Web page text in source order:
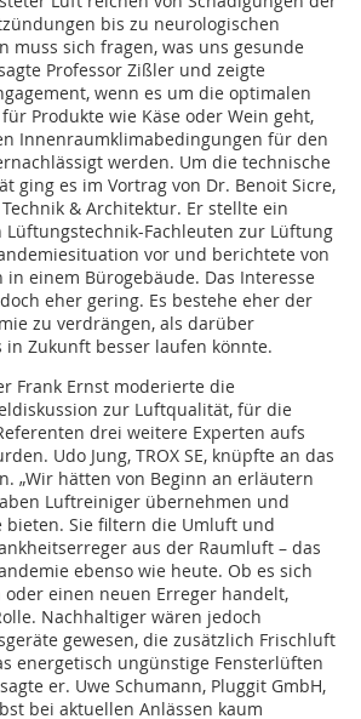
bis zu neurologischen
muss sich fragen, was uns gesunde
Professor Zißler und zeigte
wenn es um die optimalen
Produkte wie Käse oder Wein geht,
Innenraumklimabedingungen für den
werden. Um die technische
ging es im Vortrag von Dr. Benoit Sicre,
& Architektur. Er stellte ein
Lüftungstechnik-Fachleuten zur Lüftung
vor und berichtete von
in einem Bürogebäude. Das Interesse
eher gering. Es bestehe eher der
zu verdrängen, als darüber
in Zukunft besser laufen könnte.
Frank Ernst moderierte die
zur Luftqualität, für die
drei weitere Experten aufs
Udo Jung, TROX SE, knüpfte an das
„Wir hätten von Beginn an erläutern
Luftreiniger übernehmen und
bieten. Sie filtern die Umluft und
aus der Raumluft – das
ebenso wie heute. Ob es sich
einen neuen Erreger handelt,
Nachhaltiger wären jedoch
gewesen, die zusätzlich Frischluft
energetisch ungünstige Fensterlüften
er. Uwe Schumann, Pluggit GmbH,
bei aktuellen Anlässen kaum